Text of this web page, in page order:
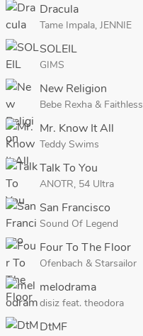
Dracula
Tame Impala, JENNIE
SOLEIL
GIMS
New Religion
Bebe Rexha & Faithless
Mr. Know It All
Teddy Swims
Talk To You
ANOTR, 54 Ultra
San Francisco
Sound Of Legend
Four To The Floor
Ofenbach & Starsailor
melodrama
disiz feat. theodora
DtMF